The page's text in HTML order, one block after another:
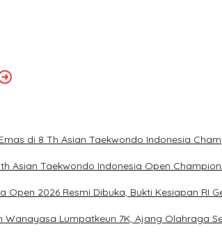
di 8 Th Asian Taekwondo Indonesia
Asian Taekwondo Indonesia Open
Open 2026 Resmi Dibuka, Bukti Kesiapan RI
Wanayasa Lumpatkeun 7K, Ajang Olahraga